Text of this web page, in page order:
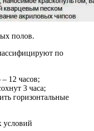
полов.
по
12 часов;
3 часа;
горизонтальные
условий